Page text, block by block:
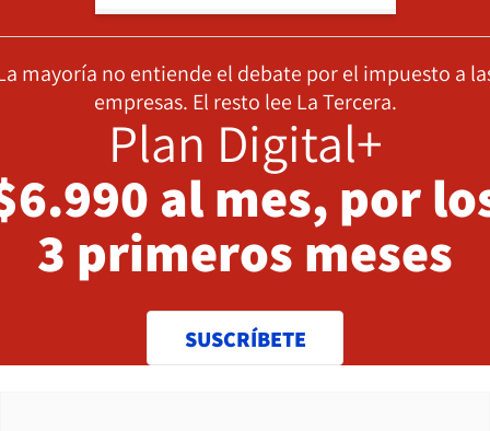
mayoría no entiende el debate por el impuesto a
empresas. El resto lee La Tercera.
Plan Digital+
al mes, por
3 primeros meses
SUSCRÍBETE